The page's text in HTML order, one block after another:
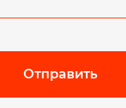
Отправить